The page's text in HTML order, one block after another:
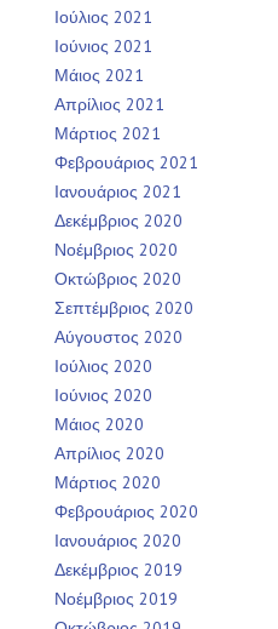
Ιούλιος 2021
Ιούνιος 2021
Μάιος 2021
Απρίλιος 2021
Μάρτιος 2021
Φεβρουάριος 2021
Ιανουάριος 2021
Δεκέμβριος 2020
Νοέμβριος 2020
Οκτώβριος 2020
Σεπτέμβριος 2020
Αύγουστος 2020
Ιούλιος 2020
Ιούνιος 2020
Μάιος 2020
Απρίλιος 2020
Μάρτιος 2020
Φεβρουάριος 2020
Ιανουάριος 2020
Δεκέμβριος 2019
Νοέμβριος 2019